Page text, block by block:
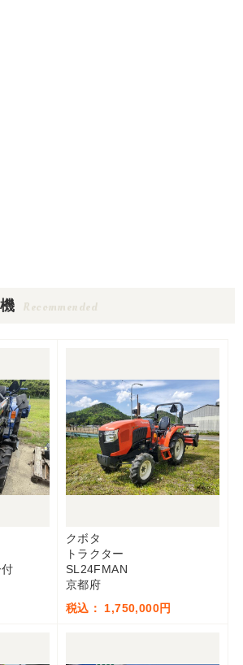
Recommended
クボタ
トラクター
SL24FMAN
京都府
税込： 1,750,000円